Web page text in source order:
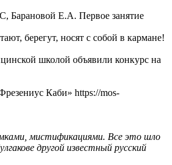
Барановой Е.А. Первое занятие
берегут, носят с собой в кармане!
школой объявили конкурс на
Каби» https://mos-
мистификациями. Все это шло
другой известный русский